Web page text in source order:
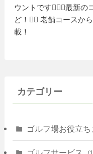
ウントです🏌️‍♂️⛳️最新の
ど！🏌️‍♀️ 老舗コースか
載！
カテゴリー
ゴルフ場お役立ち